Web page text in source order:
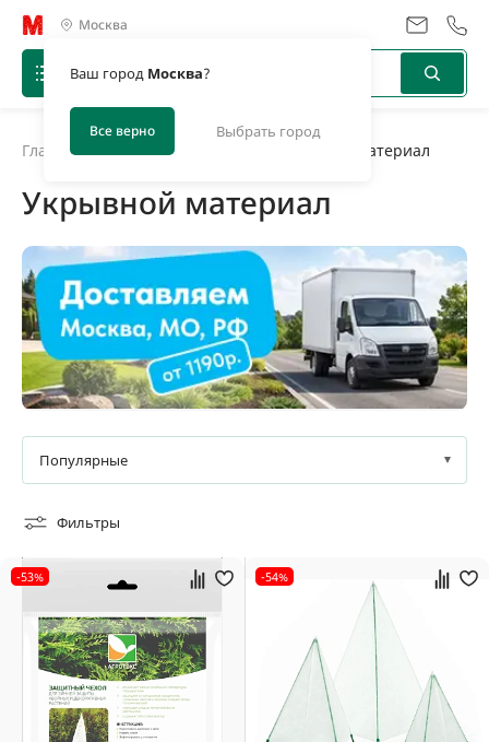
Москва
Ваш город Москва?
Все верно Выбрать город
Главная Геоматериалы Укрывной материал
Укрывной материал
Упаковка
Товары в наличии
0,1 кг
0,15 кг
0,2 кг
Популярные
Фильтры
-53% -54%